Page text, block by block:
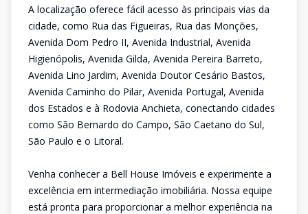
A localização oferece fácil acesso às principais vias da
cidade, como Rua das Figueiras, Rua das Monções,
Avenida Dom Pedro II, Avenida Industrial, Avenida
Higienópolis, Avenida Gilda, Avenida Pereira Barreto,
Avenida Lino Jardim, Avenida Doutor Cesário Bastos,
Avenida Caminho do Pilar, Avenida Portugal, Avenida
dos Estados e à Rodovia Anchieta, conectando cidades
como São Bernardo do Campo, São Caetano do Sul,
São Paulo e o Litoral.
Venha conhecer a Bell House Imóveis e experimente a
excelência em intermediação imobiliária. Nossa equipe
está pronta para proporcionar a melhor experiência na